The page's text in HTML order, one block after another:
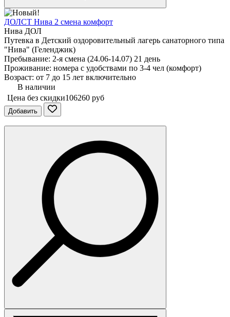
ДОЛСТ Нива 2 смена комфорт
Нива ДОЛ
Путевка в Детский оздоровительный лагерь санаторного типа
"Нива" (Геленджик)
Пребывание: 2-я смена (24.06-14.07) 21 день
Проживание: номера с удобствами по 3-4 чел (комфорт)
Возраст: от 7 до 15 лет включительно
В наличии
Цена без скидки106260 руб
Добавить